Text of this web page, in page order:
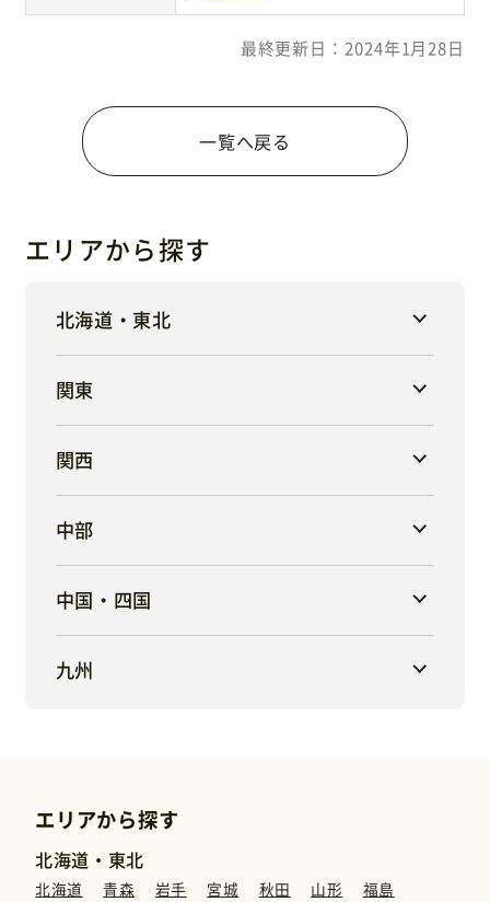
最終更新日：2024年1月28日
一覧へ戻る
エリアから探す
北海道・東北
関東
関西
中部
中国・四国
九州
エリアから探す
北海道・東北
北海道 青森 岩手 宮城 秋田 山形 福島